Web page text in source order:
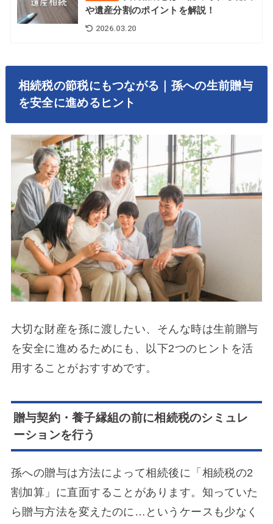
や遺産分割のポイントを解説！
2026.03.20
相続税の節税にもつながる｜孫への生前贈与
を安全に進めるヒント
大切な財産を孫に渡したい、そんな時は生前贈与
を安全に進めるためにも、以下2つのヒントを活
用することがおすすめです。
贈与契約・養子縁組の前に相続税のシミュレ
ーションを行う
孫への贈与は方法によって相続後に「相続税の2
割加算」に直面することがあります。知っていた
ら贈与方法を変えたのに…というケースも少なく